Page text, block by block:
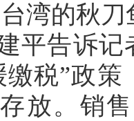
湾的秋
平告诉
缴税”政
放。销